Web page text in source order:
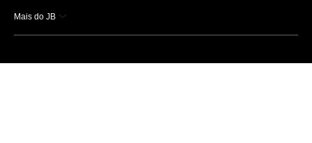
Mais do JB
Esportes